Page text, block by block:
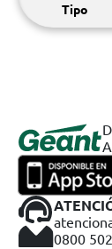
Tipo
0800